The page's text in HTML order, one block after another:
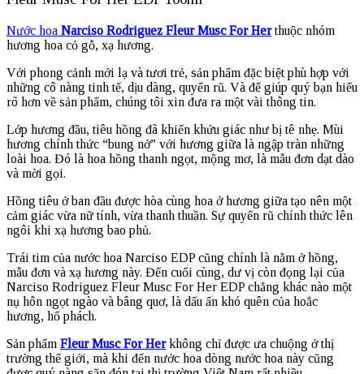
Nước hoa Narciso Rodriguez Fleur Musc For Herthuộc nhóm
hương hoa cỏ gỗ, xạ hương.
Với phong cảnh mới lạ và tươi trẻ, sản phẩm đặc biệt phù hợp với
những cô nàng tinh tế, dịu dàng, quyến rũ. Và để giúp quý bạn hiểu
rõ hơn về sản phẩm, chúng tôi xin đưa ra một vài thông tin.
Lớp hương đầu, tiêu hồng đã khiến khứu giác như bị tê nhẹ. Mùi
hương chính thức “bung nở” với hương giữa là ngập tràn những
loài hoa. Đó là hoa hồng thanh ngọt, mộng mơ, là mẫu đơn dạt dào
và mời gọi.
Hồng tiêu ở ban đầu được hòa cùng hoa ở hương giữa tạo nên một
cảm giác vừa nữ tính, vừa thanh thuần. Sự quyến rũ chính thức lên
ngôi khi xạ hương bao phủ.
Trái tim của nước hoa Narciso EDP cũng chính là nằm ở hồng,
mẫu đơn và xạ hương này. Đến cuối cùng, dư vị còn đọng lại của
Narciso Rodriguez Fleur Musc For Her EDP chẳng khác nào một
nụ hôn ngọt ngào và bâng quơ, là dấu ấn khó quên của hoắc
hương, hổ phách.
Sản phẩm Fleur Musc For Herkhông chỉ được ưa chuộng ở thị
trường thế giới, mà khi đến nước hoa dòng nước hoa này cũng